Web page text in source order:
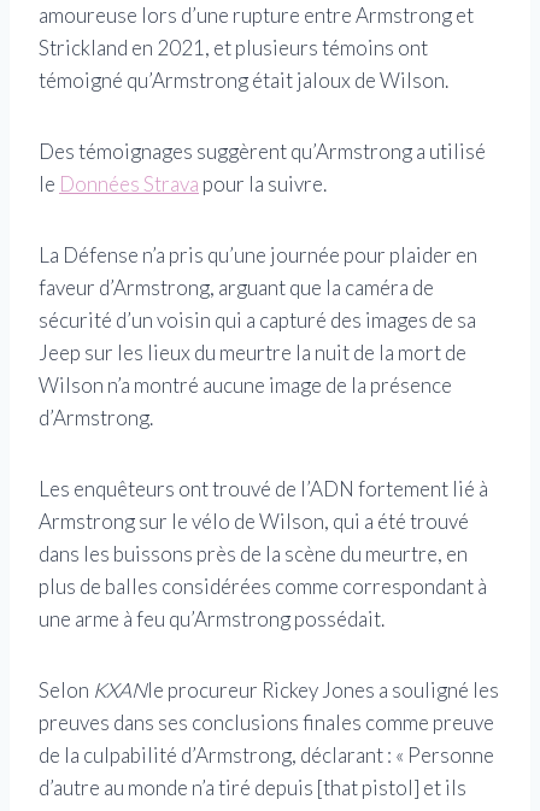
amoureuse lors d’une rupture entre Armstrong et
Strickland en 2021, et plusieurs témoins ont
témoigné qu’Armstrong était jaloux de Wilson.
Des témoignages suggèrent qu’Armstrong a utilisé
le Données Strava pour la suivre.
La Défense n’a pris qu’une journée pour plaider en
faveur d’Armstrong, arguant que la caméra de
sécurité d’un voisin qui a capturé des images de sa
Jeep sur les lieux du meurtre la nuit de la mort de
Wilson n’a montré aucune image de la présence
d’Armstrong.
Les enquêteurs ont trouvé de l’ADN fortement lié à
Armstrong sur le vélo de Wilson, qui a été trouvé
dans les buissons près de la scène du meurtre, en
plus de balles considérées comme correspondant à
une arme à feu qu’Armstrong possédait.
Selon KXANle procureur Rickey Jones a souligné les
preuves dans ses conclusions finales comme preuve
de la culpabilité d’Armstrong, déclarant : « Personne
d’autre au monde n’a tiré depuis [that pistol] et ils